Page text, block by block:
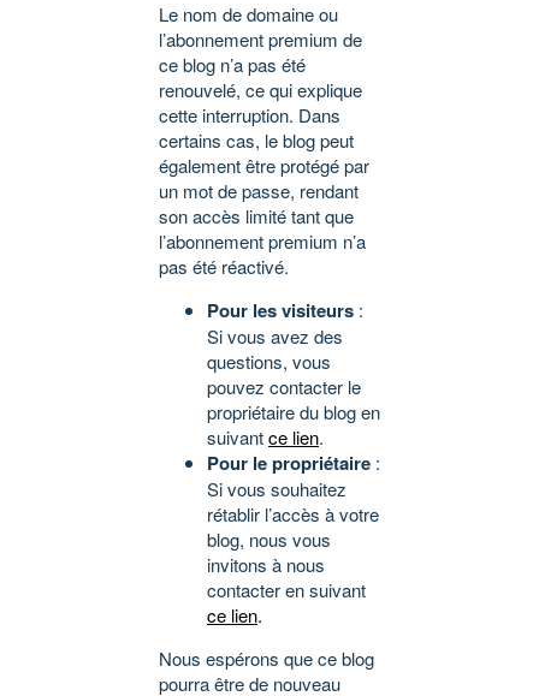
Le nom de domaine ou
l’abonnement premium de
ce blog n’a pas été
renouvelé, ce qui explique
cette interruption. Dans
certains cas, le blog peut
également être protégé par
un mot de passe, rendant
son accès limité tant que
l’abonnement premium n’a
pas été réactivé.
Pour les visiteurs :
Si vous avez des
questions, vous
pouvez contacter le
propriétaire du blog en
suivantce lien.
Pour le propriétaire :
Si vous souhaitez
rétablir l’accès à votre
blog, nous vous
invitons à nous
contacter en suivant
ce lien.
Nous espérons que ce blog
pourra être de nouveau